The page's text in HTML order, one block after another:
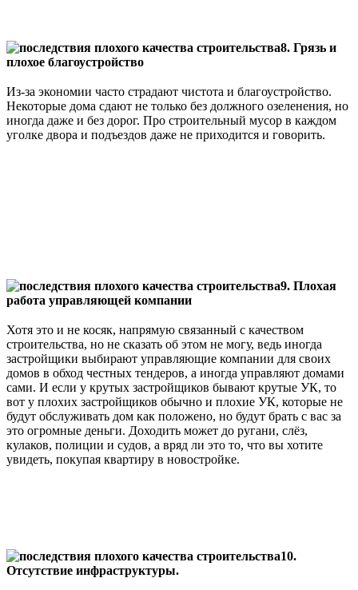
8. Грязь и
плохое благоустройство
Из-за экономии часто страдают чистота и благоустройство.
Некоторые дома сдают не только без должного озеленения, но
иногда даже и без дорог. Про строительный мусор в каждом
уголке двора и подъездов даже не приходится и говорить.
9. Плохая
работа управляющей компании
Хотя это и не косяк, напрямую связанный с качеством
строительства, но не сказать об этом не могу, ведь иногда
застройщики выбирают управляющие компании для своих
домов в обход честных тендеров, а иногда управляют домами
сами. И если у крутых застройщиков бывают крутые УК, то
вот у плохих застройщиков обычно и плохие УК, которые не
будут обслуживать дом как положено, но будут брать с вас за
это огромные деньги. Доходить может до ругани, слёз,
кулаков, полиции и судов, а вряд ли это то, что вы хотите
увидеть, покупая квартиру в новостройке.
10.
Отсутствие инфраструктуры.